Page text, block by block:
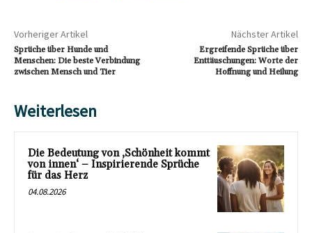
Vorheriger Artikel
Sprüche über Hunde und
Menschen: Die beste Verbindung
zwischen Mensch und Tier
Nächster Artikel
Ergreifende Sprüche über
Enttäuschungen: Worte der
Hoffnung und Heilung
Weiterlesen
Die Bedeutung von ‚Schönheit kommt
von innen‘ – Inspirierende Sprüche
für das Herz
04.08.2026